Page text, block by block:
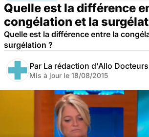
Quelle est la différence
congélation et la
Quelle est la différence entre la
surgélation ?
Par La rédaction d'Allo Docteurs
Mis à jour le 18/08/2015